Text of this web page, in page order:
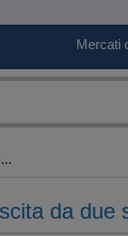
Mercati
da due